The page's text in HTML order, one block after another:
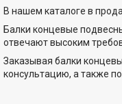
В нашем каталоге в
Балки концевые
отвечают высоким
Заказывая балки
консультацию, а также